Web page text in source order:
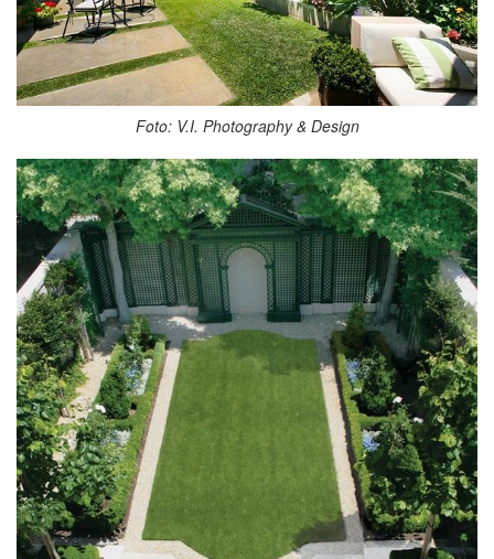
Foto: V.I. Photography & Design